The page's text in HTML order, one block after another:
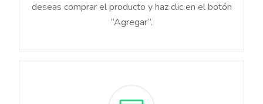
deseas comprar el producto y haz clic en el botón
“Agregar”.